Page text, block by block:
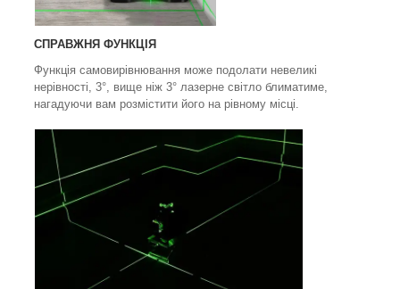
СПРАВЖНЯ ФУНКЦІЯ
Функція самовирівнювання може подолати невеликі
нерівності, 3°, вище ніж 3° лазерне світло блиматиме,
нагадуючи вам розмістити його на рівному місці.